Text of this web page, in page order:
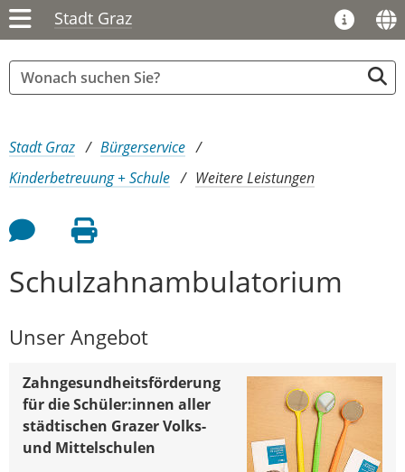
Stadt Graz
Sie sind hier:
Stadt Graz
Bürgerservice
Kinderbetreuung + Schule
Weitere Leistungen
Feedback an Autor
Seite drucken
Schulzahnambulatorium
Unser Angebot
Zahngesundheitsförderung
für die Schüler:innen aller
städtischen Grazer Volks-
und Mittelschulen